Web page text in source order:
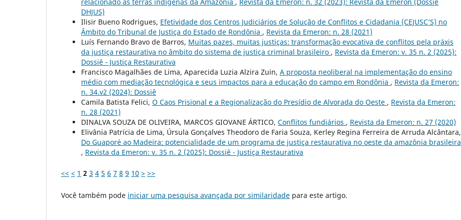
DHJUS)
Ilisir Bueno Rodrigues, Efetividade dos Centros Judiciários de Solução de Conflitos e Cidadania (CEJUSC’S) no
Âmbito do Tribunal de Justiça do Estado de Rondônia , Revista da Emeron: n. 28 (2021)
Luís Fernando Bravo de Barros, Muitas pazes, muitas justiças: transformação evocativa de conflitos pela práxis
da justiça restaurativa no âmbito do sistema de justiça criminal brasileiro , Revista da Emeron: v. 35 n. 2 (2025):
Dossiê - Justiça Restaurativa
Francisco Magalhães de Lima, Aparecida Luzia Alzira Zuin, A proposta neoliberal na implementação do ensino
médio com mediação tecnológica e seus impactos para a educação do campo em Rondônia , Revista da Emeron:
n. 34.v2 (2024): Dossiê
Camila Batista Felici, O Caos Prisional e a Regionalização do Presídio de Alvorada do Oeste , Revista da Emeron:
n. 28 (2021)
DINALVA SOUZA DE OLIVEIRA, MARCOS GIOVANE ÁRTICO, Conflitos fundiários , Revista da Emeron: n. 27 (2020)
Elivânia Patrícia de Lima, Úrsula Gonçalves Theodoro de Faria Souza, Kerley Regina Ferreira de Arruda Alcântara,
Do Guaporé ao Madeira: potencialidade de um programa de justiça restaurativa no oeste da amazônia brasileira
, Revista da Emeron: v. 35 n. 2 (2025): Dossiê - Justiça Restaurativa
<< < 1 2 3 4 5 6 7 8 9 10 > >>
Você também pode iniciar uma pesquisa avançada por similaridade para este artigo.